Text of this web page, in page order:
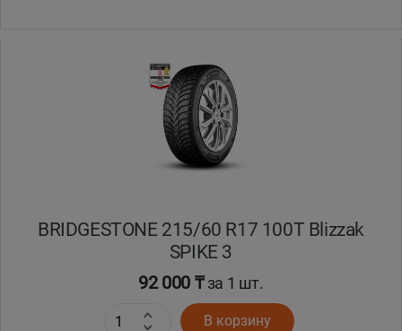
BRIDGESTONE 215/60 R17 100T Blizzak
SPIKE 3
92 000 ₸за 1 шт.
В корзину